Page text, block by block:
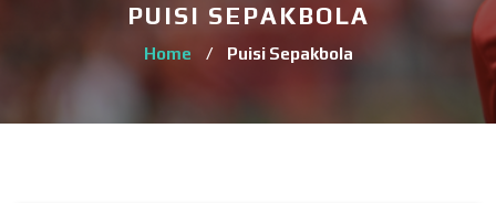
PUISI SEPAKBOLA
Home / Puisi Sepakbola